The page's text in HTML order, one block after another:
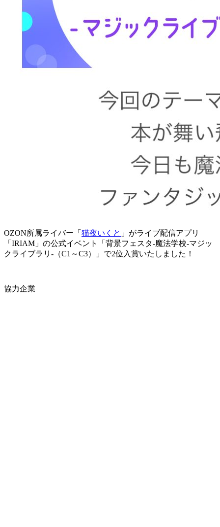
OZON所属ライバー「 猫夜いくと 」がライブ配信アプリ
「IRIAM」の公式イベント「背景フェスタ-魔法学校-マジッ
クライブラリ-（C1～C3）」で2位入賞いたしました！
協力企業